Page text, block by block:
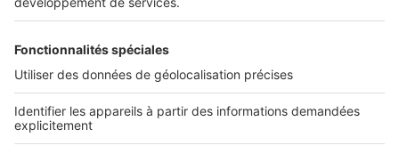
Tous nos services pro
Accès client
Mes annonces sur SeLoger
À DÉCOUVRIR